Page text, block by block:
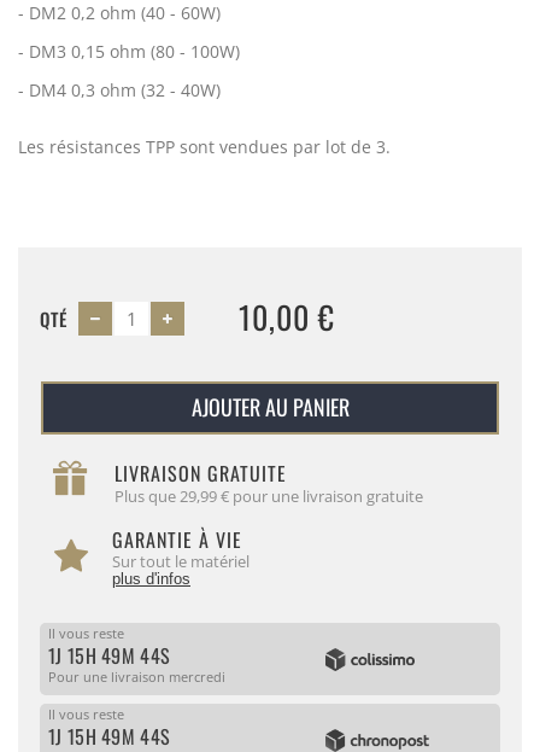
- DM2 0,2 ohm (40 - 60W)
- DM3 0,15 ohm (80 - 100W)
- DM4 0,3 ohm (32 - 40W)
Les résistances TPP sont vendues par lot de 3.
QTÉ 10,00 €
AJOUTER AU PANIER
LIVRAISON GRATUITE
Plus que 29,99 € pour une livraison gratuite
GARANTIE À VIE
Sur tout le matériel
plus d'infos
Il vous reste
1J 15H 49M 44S
Pour une livraison mercredi
Il vous reste
1J 15H 49M 44S